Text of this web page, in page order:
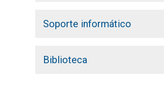
Soporte informático
Biblioteca